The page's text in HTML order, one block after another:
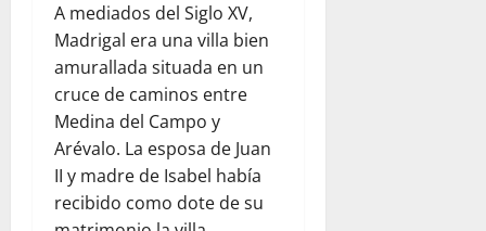
A mediados del Siglo XV,
Madrigal era una villa bien
amurallada situada en un
cruce de caminos entre
Medina del Campo y
Arévalo. La esposa de Juan
II y madre de Isabel había
recibido como dote de su